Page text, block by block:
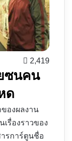
2,419
ซนคน
ด
ของผลงาน
เรื่องราวของ
รการ์ตูนชื่อ